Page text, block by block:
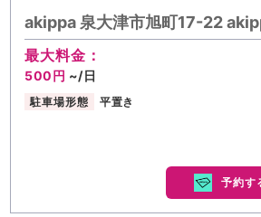
akippa 泉大津市旭町17-22
最大料金：
500円 ~/日
駐車場形態 平置き
予約す